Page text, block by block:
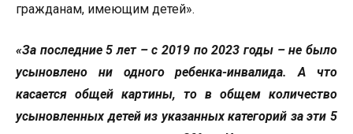
гражданам, имеющим детей».
«За последние 5 лет – с 2019 по 2023 годы – не было
усыновлено ни одного ребенка-инвалида. А что
касается общей картины, то в общем количество
усыновленных детей из указанных категорий за эти 5